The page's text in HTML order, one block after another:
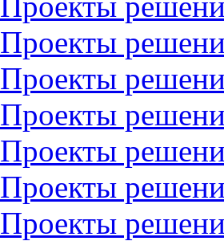
Проекты
Проекты
Проекты
Проекты
Проекты
Проекты